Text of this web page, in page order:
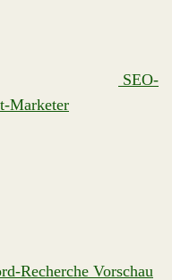
SEO-
Marketer
Recherche Vorschau